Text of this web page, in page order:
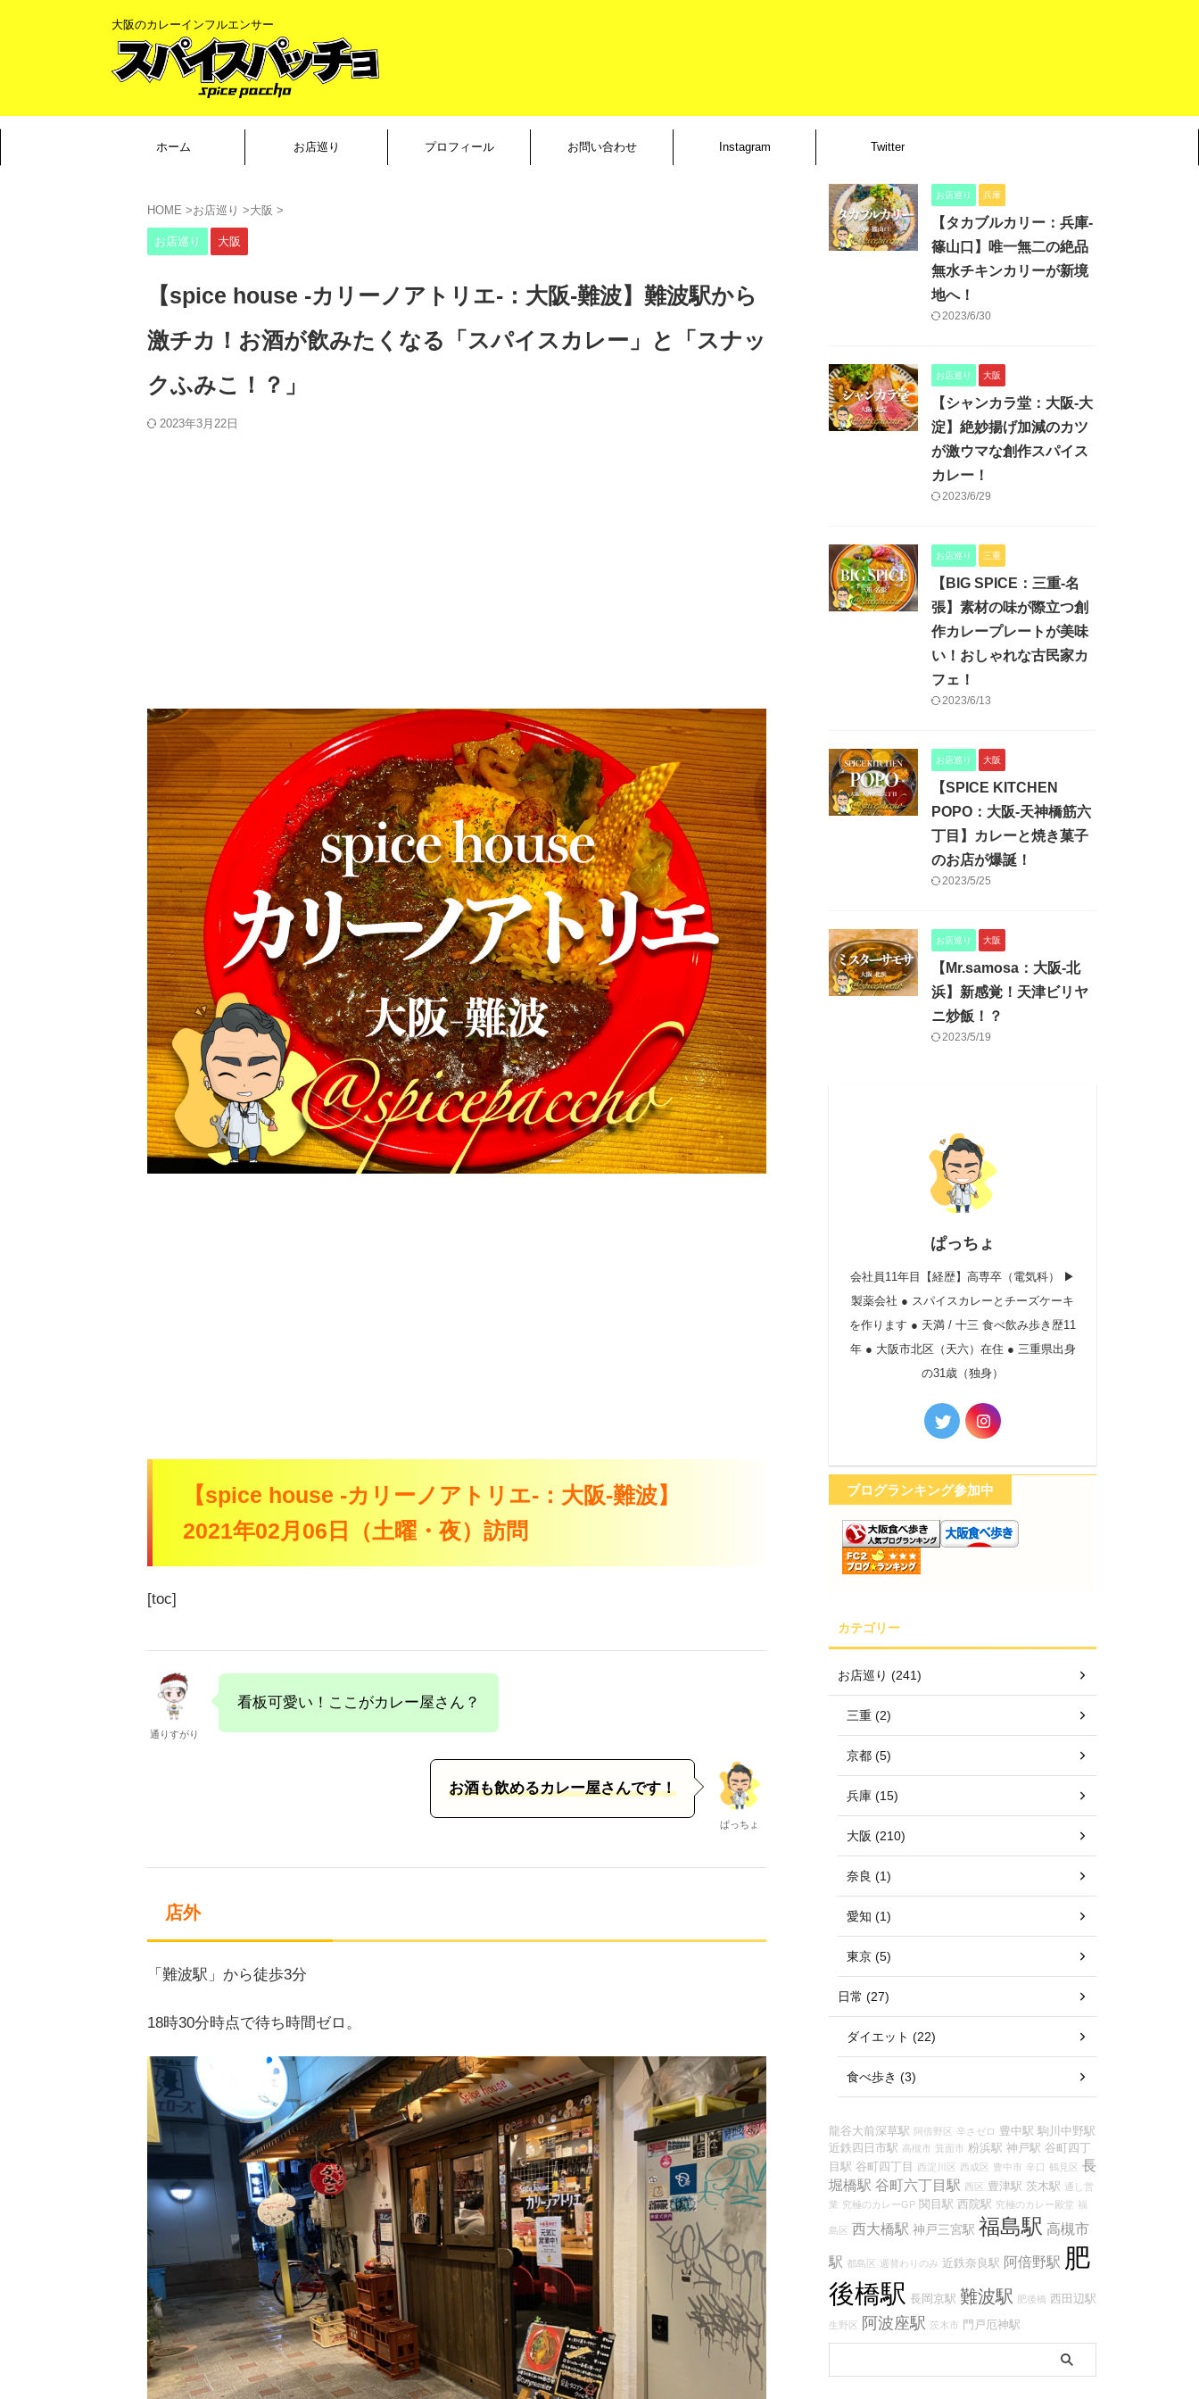
大阪のカレーインフルエンサー
ホーム お店巡り プロフィール お問い合わせ Instagram Twitter
HOME >お店巡り >大阪 >
お店巡り 大阪
【spice house -カリーノアトリエ-：大阪-難波】難波駅から
激チカ！お酒が飲みたくなる「スパイスカレー」と「スナッ
クふみこ！？」
2023年3月22日
【spice house -カリーノアトリエ-：大阪-難波】
2021年02月06日（土曜・夜）訪問
[toc]
通りすがり
看板可愛い！ここがカレー屋さん？
お酒も飲めるカレー屋さんです！
ぱっちょ
店外
「難波駅」から徒歩3分
18時30分時点で待ち時間ゼロ。
お店巡り 兵庫
【タカブルカリー：兵庫-
篠山口】唯一無二の絶品
無水チキンカリーが新境
地へ！
2023/6/30
お店巡り 大阪
【シャンカラ堂：大阪-大
淀】絶妙揚げ加減のカツ
が激ウマな創作スパイス
カレー！
2023/6/29
お店巡り 三重
【BIG SPICE：三重-名
張】素材の味が際立つ創
作カレープレートが美味
い！おしゃれな古民家カ
フェ！
2023/6/13
お店巡り 大阪
【SPICE KITCHEN
POPO：大阪-天神橋筋六
丁目】カレーと焼き菓子
のお店が爆誕！
2023/5/25
お店巡り 大阪
【Mr.samosa：大阪-北
浜】新感覚！天津ビリヤ
ニ炒飯！？
2023/5/19
ぱっちょ
会社員11年目【経歴】高専卒（電気科） ▶︎
製薬会社 ● スパイスカレーとチーズケーキ
を作ります ● 天満 / 十三 食べ飲み歩き歴11
年 ● 大阪市北区（天六）在住 ● 三重県出身
の31歳（独身）
ブログランキング参加中
カテゴリー
お店巡り (241)
三重 (2)
京都 (5)
兵庫 (15)
大阪 (210)
奈良 (1)
愛知 (1)
東京 (5)
日常 (27)
ダイエット (22)
食べ歩き (3)
龍谷大前深草駅 阿倍野区 辛さゼロ 豊中駅 駒川中野駅
近鉄四日市駅 高槻市 箕面市 粉浜駅 神戸駅 谷町四丁
目駅 谷町四丁目 西淀川区 西成区 豊中市 辛口 鶴見区 長
堀橋駅 谷町六丁目駅 西区 豊津駅 茨木駅 通し営
業 究極のカレーGP 関目駅 西院駅 究極のカレー殿堂 福
島区 西大橋駅 神戸三宮駅 福島駅 高槻市
駅 都島区 週替わりのみ 近鉄奈良駅 阿倍野駅 肥
後橋駅 長岡京駅 難波駅 肥後橋 西田辺駅
生野区 阿波座駅 茨木市 門戸厄神駅